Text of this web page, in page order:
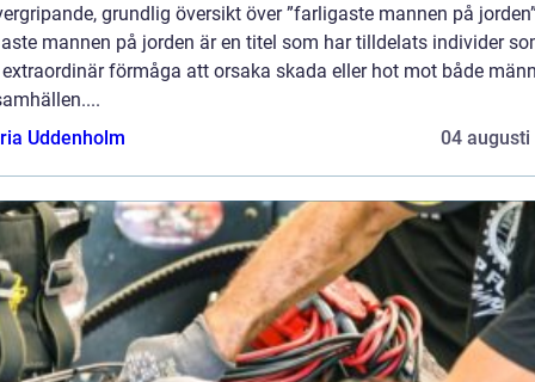
grundlig översikt över ”farligaste mannen på
mannen på jorden är en titel som har tilldelats individer
förmåga att orsaka skada eller hot mot både
Uddenholm
04 augusti